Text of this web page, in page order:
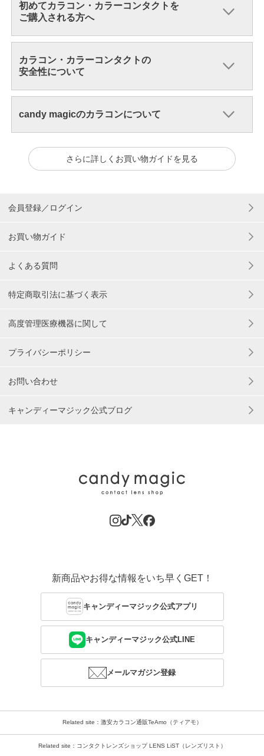
初めてカラコン・カラーコンタクトを
ご購入される方へ
カラコン・カラーコンタクトの
安全性について
candy magicのカラコンについて
さらに詳しくお買い物ガイドを見る
会員登録／ログイン
お買い物ガイド
よくある質問
特定商取引法に基づく表示
高度管理医療機器に関して
プライバシーポリシー
お問い合わせ
キャンディーマジック公式ブログ
新商品やお得な情報をいち早くGET！
キャンディーマジック公式アプリ
キャンディーマジック公式LINE
メールマガジン登録
Related site：激安カラコン通販TeAmo（ティアモ）
Related site：コンタクトレンズショップ LENS LiST（レンズリスト）